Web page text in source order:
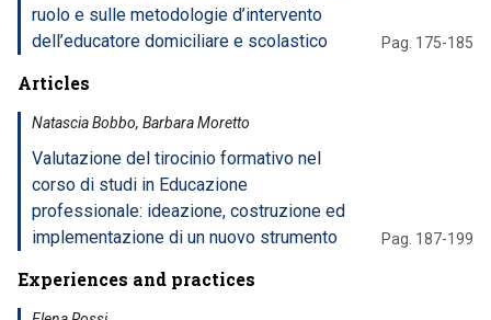
ruolo e sulle metodologie d’intervento
dell’educatore domiciliare e scolastico
Pag. 175-185
Articles
Natascia Bobbo, Barbara Moretto
Valutazione del tirocinio formativo nel
corso di studi in Educazione
professionale: ideazione, costruzione ed
implementazione di un nuovo strumento
Pag. 187-199
Experiences and practices